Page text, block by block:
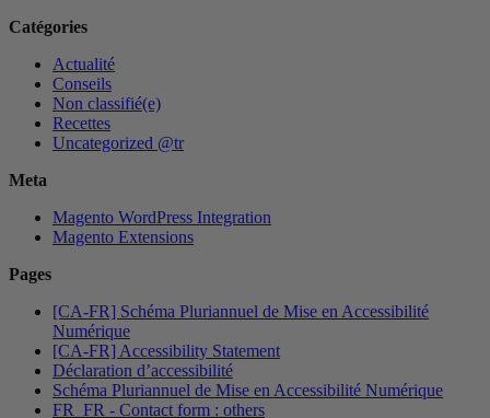
Catégories
Actualité
Conseils
Non classifié(e)
Recettes
Uncategorized @tr
Meta
Magento WordPress Integration
Magento Extensions
Pages
[CA-FR] Schéma Pluriannuel de Mise en Accessibilité
Numérique
[CA-FR] Accessibility Statement
Déclaration d’accessibilité
Schéma Pluriannuel de Mise en Accessibilité Numérique
FR_FR - Contact form : others